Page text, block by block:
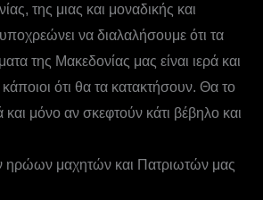
της μιας και μοναδικής και
να διαλαλήσουμε ότι τα
της Μακεδονίας μας είναι ιερά και
κάποιοι ότι θα τα κατακτήσουν. Θα το
μόνο αν σκεφτούν κάτι βέβηλο και
ηρώων μαχητών και Πατριωτών μας